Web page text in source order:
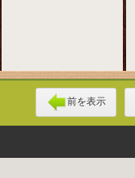
前を表示